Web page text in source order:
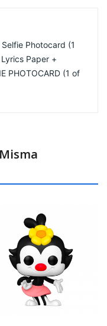
Photocard (1
Paper +
PHOTOCARD (1 of